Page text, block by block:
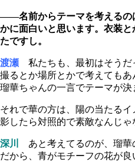
――名前からテーマを考えるの
かに面白いと思います。衣装
たですし。
渡瀬 私たちも、最初はそうだ
撮るとか場所とかで考えてもあ
瑠華ちゃんの一言でテーマが決
それで華の方は、陽の当たる
影したら対照的で素敵なんじゃ
深川
あと考えてるのが、瑠華
だから、青がモチーフの花が